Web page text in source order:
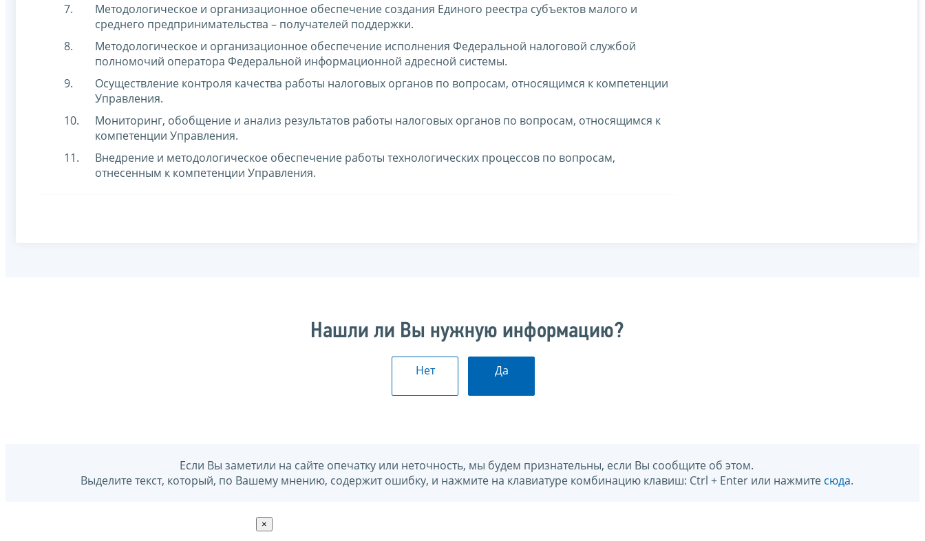
Методологическое и организационное обеспечение создания Единого реестра субъектов малого и
среднего предпринимательства – получателей поддержки.
Методологическое и организационное обеспечение исполнения Федеральной налоговой службой
полномочий оператора Федеральной информационной адресной системы.
Осуществление контроля качества работы налоговых органов по вопросам, относящимся к компетенции
Управления.
Мониторинг, обобщение и анализ результатов работы налоговых органов по вопросам, относящимся к
компетенции Управления.
Внедрение и методологическое обеспечение работы технологических процессов по вопросам,
отнесенным к компетенции Управления.
Нашли ли Вы нужную информацию?
Нет Да
Если Вы заметили на сайте опечатку или неточность, мы будем признательны, если Вы сообщите об этом.
Выделите текст, который, по Вашему мнению, содержит ошибку, и нажмите на клавиатуре комбинацию клавиш: Ctrl + Enter или нажмите сюда.
×